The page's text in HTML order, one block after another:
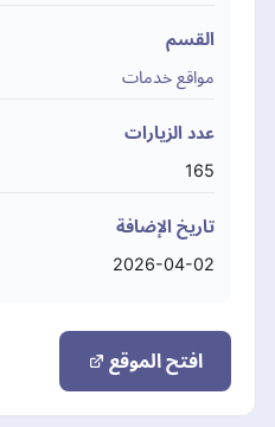
القسم
مواقع خدمات
عدد الزيارات
165
تاريخ الإضافة
2026-04-02
افتح الموقع